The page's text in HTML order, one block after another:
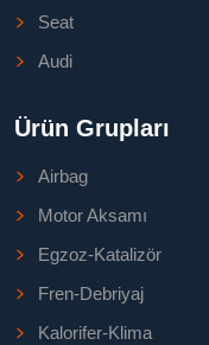
Seat
Audi
Ürün Grupları
Airbag
Motor Aksamı
Egzoz-Katalizör
Fren-Debriyaj
Kalorifer-Klima